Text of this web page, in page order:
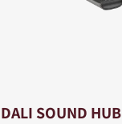
DALI SOUND HUB